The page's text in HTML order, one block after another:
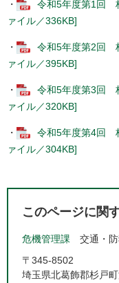
・
令和5年度第1回
ァイル／336KB]
・
令和5年度第2回
ァイル／395KB]
・
令和5年度第3回
ァイル／320KB]
・
令和5年度第4回
ァイル／304KB]
このページに関
危機管理課
交通・
〒345-8502
埼玉県北葛飾郡杉戸